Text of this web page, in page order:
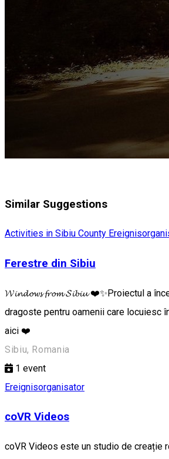
Similar Suggestions
Activities in Sibiu County
Ferestre din Sibiu
𝓦𝓲𝓷𝓭𝓸𝔀𝓼 𝓯𝓻𝓸𝓶 𝓢𝓲𝓫𝓲𝓾 ❤️✨Proiectul a
dragoste pentru oamenii care locuiesc
aici ❤️
Sibiu, Romania
1 event
Ereignisorganisator
coVR Videos
coVR Videos este un studio de creație